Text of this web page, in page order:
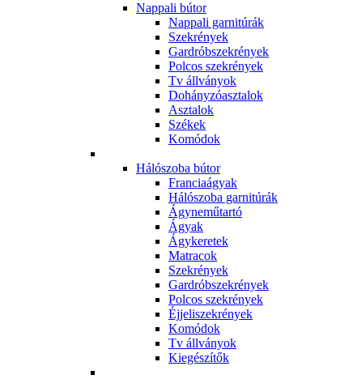
Nappali bútor
Nappali garnitúrák
Szekrények
Gardróbszekrények
Polcos szekrények
Tv állványok
Dohányzóasztalok
Asztalok
Székek
Komódok
Hálószoba bútor
Franciaágyak
Hálószoba garnitúrák
Ágyneműtartó
Ágyak
Ágykeretek
Matracok
Szekrények
Gardróbszekrények
Polcos szekrények
Éjjeliszekrények
Komódok
Tv állványok
Kiegészítők